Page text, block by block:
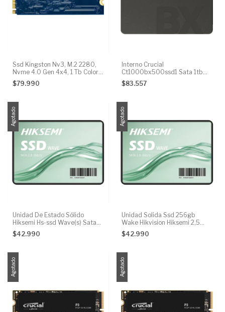
Ssd Kingston Nv3, M.2 2280,
Nvme 4.0 Gen 4x4, 1 Tb Color
Azul Oscuro
$79.990
Interno Crucial
Ct1000bx500ssd1 Sata 1tb
Negro
$83.557
Agotado
Unidad De Estado Sólido
Hiksemi Hs-ssd Wave(s) Sata
256gb Color Negro
$42.990
Agotado
Unidad Solida Ssd 256gb
Wake Hikvision Hiksemi 2,5
Sata
$42.990
Agotado Agotado